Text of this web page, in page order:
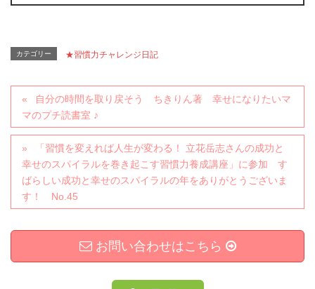
カテゴリー ★習慣力チャレンジ日記
自分の時間を取り戻そう ちきりん著 幸せになりたいマ
マのプチ読書室 ♪
「習慣を変えれば人生が変わる！ 立花岳志さんの成功と
幸せのスパイラルを巻き起こす習慣力養成講座」に参加 す
ばらしい成功と幸せのスパイラルの年をありがとうございま
す！ No.45
お問い合わせはこちら